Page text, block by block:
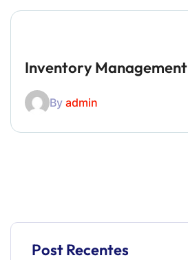
Inventory Management
By admin
Post Recentes